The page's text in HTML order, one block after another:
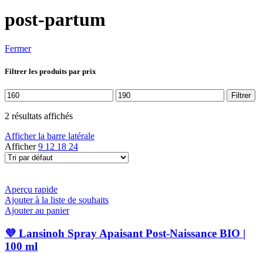
post-partum
Fermer
Filtrer les produits par prix
Prix
min
Prix
max
Filtrer
2 résultats affichés
Afficher la barre latérale
Afficher9 12 18 24
Aperçu rapide
Ajouter à la liste de souhaits
Ajouter au panier
💜 Lansinoh Spray Apaisant Post-Naissance BIO |
100 ml